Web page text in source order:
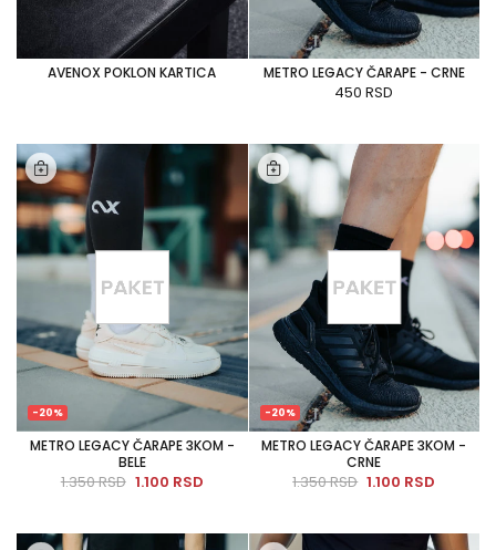
AVENOX POKLON KARTICA METRO LEGACY ČARAPE - CRNE
450 RSD
-20%
METRO LEGACY ČARAPE 3KOM -
BELE
1.350 RSD 1.100 RSD
-20%
METRO LEGACY ČARAPE 3KOM -
CRNE
1.350 RSD 1.100 RSD